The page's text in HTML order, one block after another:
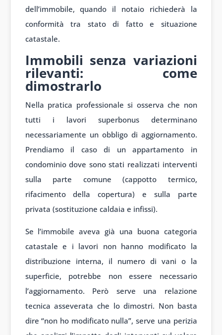
dell’immobile, quando il notaio richiederà la
conformità tra stato di fatto e situazione
catastale.
Immobili senza variazioni
rilevanti: come
dimostrarlo
Nella pratica professionale si osserva che non
tutti i lavori superbonus determinano
necessariamente un obbligo di aggiornamento.
Prendiamo il caso di un appartamento in
condominio dove sono stati realizzati interventi
sulla parte comune (cappotto termico,
rifacimento della copertura) e sulla parte
privata (sostituzione caldaia e infissi).
Se l’immobile aveva già una buona categoria
catastale e i lavori non hanno modificato la
distribuzione interna, il numero di vani o la
superficie, potrebbe non essere necessario
l’aggiornamento. Però serve una relazione
tecnica asseverata che lo dimostri. Non basta
dire “non ho modificato nulla”, serve una perizia